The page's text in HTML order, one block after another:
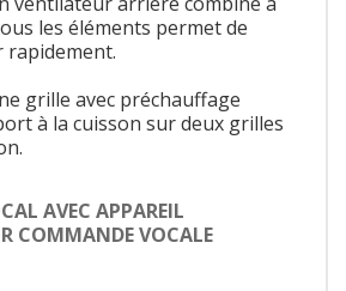
les éléments permet de
grille avec préchauffage
à la cuisson sur deux grilles
AVEC APPAREIL
COMMANDE VOCALE